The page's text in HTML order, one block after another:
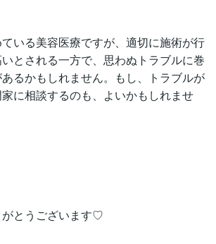
いる美容医療ですが、適切に施術が行
とされる一方で、思わぬトラブルに巻
るかもしれません。もし、トラブルが
に相談するのも、よいかもしれませ
がとうございます♡